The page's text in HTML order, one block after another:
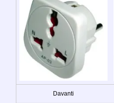
Davanti